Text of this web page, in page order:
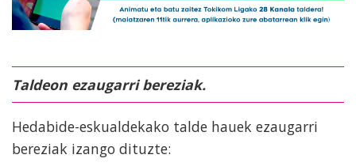
Taldeon ezaugarri bereziak.
Hedabide-eskualdekako talde hauek ezaugarri
bereziak izango dituzte: